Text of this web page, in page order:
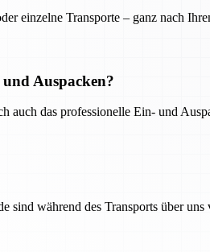
einzelne Transporte – ganz nach
Auspacken?
auch das professionelle Ein- und
sind während des Transports über uns